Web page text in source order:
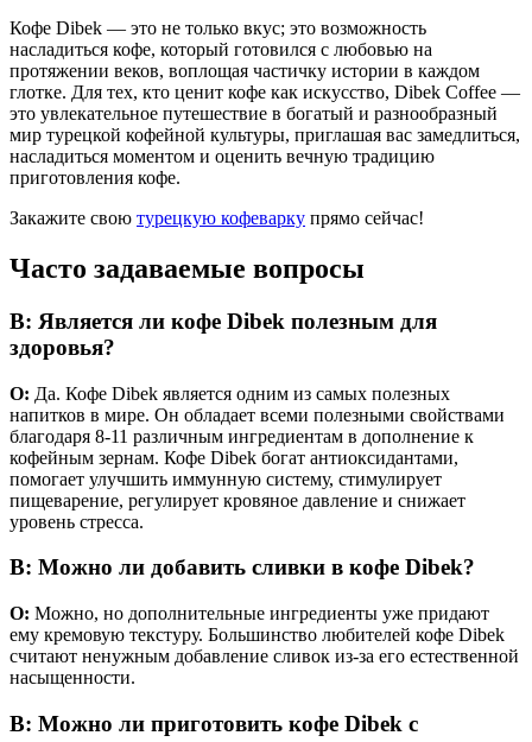
Кофе Dibek — это не только вкус; это возможность
насладиться кофе, который готовился с любовью на
протяжении веков, воплощая частичку истории в каждом
глотке. Для тех, кто ценит кофе как искусство, Dibek Coffee —
это увлекательное путешествие в богатый и разнообразный
мир турецкой кофейной культуры, приглашая вас замедлиться,
насладиться моментом и оценить вечную традицию
приготовления кофе.
Закажите свою турецкую кофеварку прямо сейчас!
Часто задаваемые вопросы
В: Является ли кофе Dibek полезным для
здоровья?
О: Да. Кофе Dibek является одним из самых полезных
напитков в мире. Он обладает всеми полезными свойствами
благодаря 8-11 различным ингредиентам в дополнение к
кофейным зернам. Кофе Dibek богат антиоксидантами,
помогает улучшить иммунную систему, стимулирует
пищеварение, регулирует кровяное давление и снижает
уровень стресса.
В: Можно ли добавить сливки в кофе Dibek?
О: Можно, но дополнительные ингредиенты уже придают
ему кремовую текстуру. Большинство любителей кофе Dibek
считают ненужным добавление сливок из-за его естественной
насыщенности.
В: Можно ли приготовить кофе Dibek с